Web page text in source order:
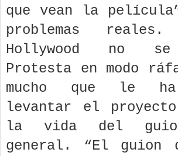
que vean la
problemas
Hollywood no
Protesta en modo
mucho que le ha
levantar el
la vida del
general. “El